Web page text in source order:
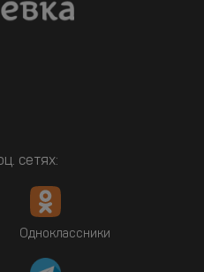
сетях:
Одноклассники